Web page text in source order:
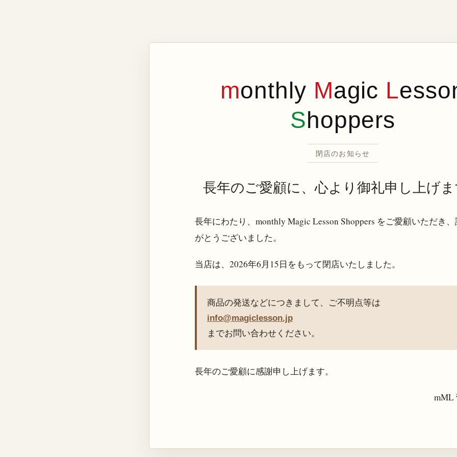
monthly Magic L
Shoppers
閉店のお知らせ
長年のご愛顧に、心より御礼申し上げ
長年にわたり、monthly Magic Lesson Shoppers をご愛顧いただき
がとうございました。
当店は、 2026年6月15日 をもって閉店いたしました。
商品の発送などにつきまして、ご不明点等は
info@magiclesson.jp
までお問い合わせください。
長年のご愛顧に感謝申し上げます。
mML